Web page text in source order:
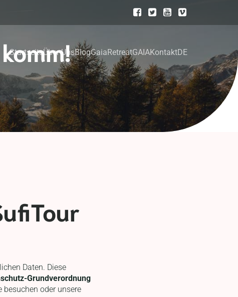
StartseiteÜber UnsBlogGaiaRetreatGAIAKontaktDE
Daten. Diese
Grundverordnung
besuchen oder unsere